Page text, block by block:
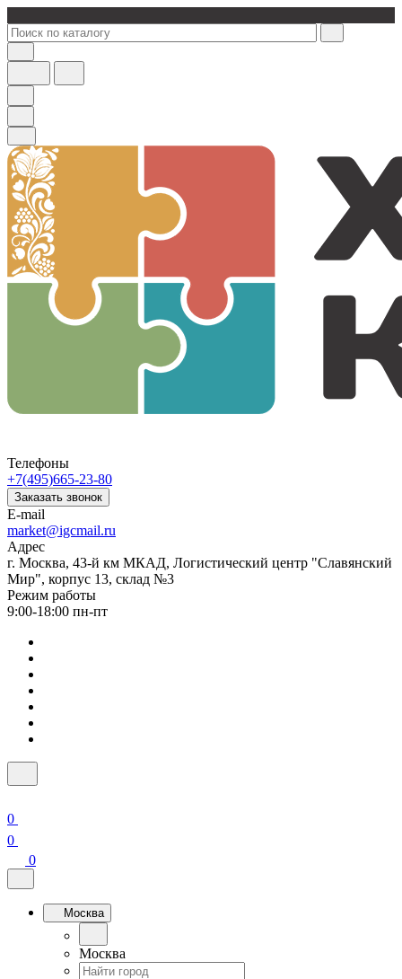
Телефоны
+7(495)665-23-80
Заказать звонок
E-mail
market@igcmail.ru
Адрес
г. Москва, 43-й км МКАД, Логистический центр "Славянский
Мир", корпус 13, склад №3
Режим работы
9:00-18:00 пн-пт
0
0
0
Москва
Москва